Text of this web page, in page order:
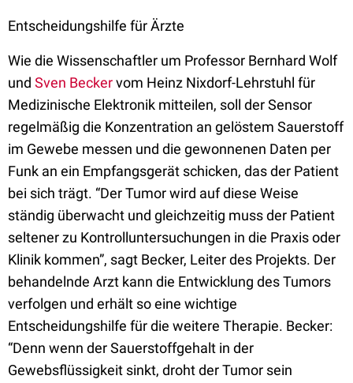
Entscheidungshilfe für Ärzte
Wie die Wissenschaftler um Professor Bernhard Wolf
und Sven Beckervom Heinz Nixdorf-Lehrstuhl für
Medizinische Elektronik mitteilen, soll der Sensor
regelmäßig die Konzentration an gelöstem Sauerstoff
im Gewebe messen und die gewonnenen Daten per
Funk an ein Empfangsgerät schicken, das der Patient
bei sich trägt. “Der Tumor wird auf diese Weise
ständig überwacht und gleichzeitig muss der Patient
seltener zu Kontrolluntersuchungen in die Praxis oder
Klinik kommen”, sagt Becker, Leiter des Projekts. Der
behandelnde Arzt kann die Entwicklung des Tumors
verfolgen und erhält so eine wichtige
Entscheidungshilfe für die weitere Therapie. Becker:
“Denn wenn der Sauerstoffgehalt in der
Gewebsflüssigkeit sinkt, droht der Tumor sein